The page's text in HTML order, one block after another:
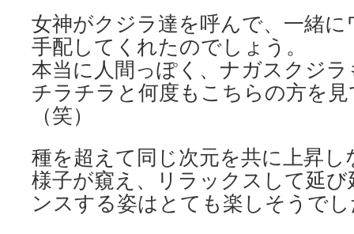
女神がクジラ達を呼んで、一緒
手配してくれたのでしょう。
本当に人間っぽく、ナガスクジ
チラチラと何度もこちらの方を
（笑）
種を超えて同じ次元を共に上昇
様子が窺え、リラックスして延
ンスする姿はとても楽しそうで